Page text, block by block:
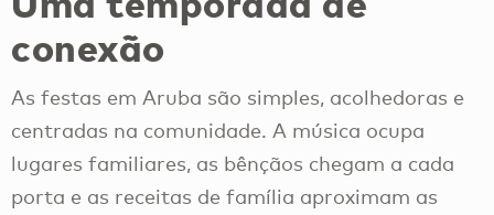
conexão
As festas em Aruba são simples, acolhedoras e
centradas na comunidade. A música ocupa
lugares familiares, as bênçãos chegam a cada
porta e as receitas de família aproximam as